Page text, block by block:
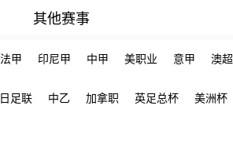
其他赛事
法甲 印尼甲 中甲 美职业 意甲 澳超
日足联 中乙 加拿职 英足总杯 美洲杯